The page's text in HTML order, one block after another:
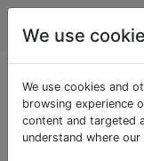
«lis»
We use
We use cookies and
browsing experience
content and targeted
understand where